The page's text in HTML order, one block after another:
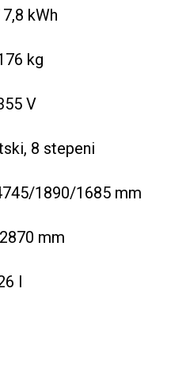
kWh
kg
V
8 stepeni
1890/1685 mm
2870 mm
l